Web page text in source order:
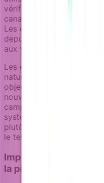
vérifiant la clarté du
canaux avant que les
Les équipes peuvent
depuis les
aux vrais utilisateurs.
Les événements
naturelles entre les
objectif d'activation est
nouveaux événements
campagnes de rétention
système aligné avec la
plutôt que de s'appuyer
le temps.
Implémentation : de
la pratique de